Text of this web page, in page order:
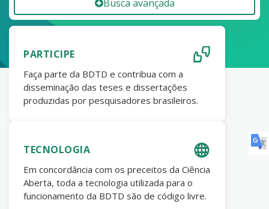
Busca avançada
PARTICIPE
Faça parte da BDTD e contribua com a
disseminação das teses e dissertações
produzidas por pesquisadores brasileiros.
TECNOLOGIA
Em concordância com os preceitos da Ciência
Aberta, toda a tecnologia utilizada para o
funcionamento da BDTD são de código livre.